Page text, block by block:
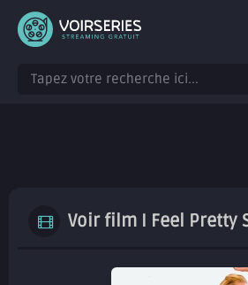
Voir film I Feel Pretty